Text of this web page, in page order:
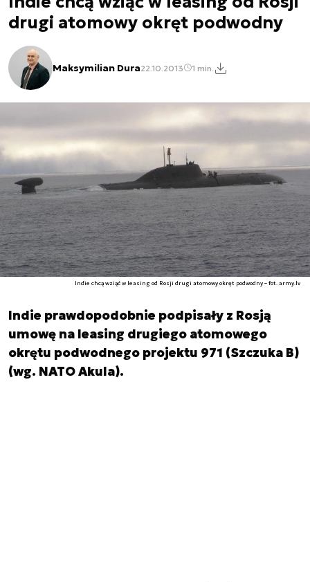
drugi atomowy okręt podwodny
Maksymilian Dura22.10.2013 1 min.
Indie chcą wziąć w leasing od Rosji drugi atomowy okręt podwodny – fot. army.lv
Indie prawdopodobnie podpisały z Rosją
umowę na leasing drugiego atomowego
okrętu podwodnego projektu 971 (Szczuka B)
(wg. NATO Akula).